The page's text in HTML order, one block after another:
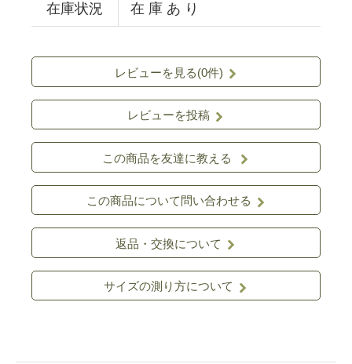
在庫状況 在 庫 あ り
レビューを見る(0件)
レビューを投稿
この商品を友達に教える
この商品について問い合わせる
返品・交換について
サイズの測り方について